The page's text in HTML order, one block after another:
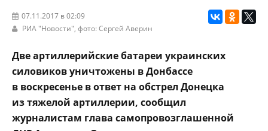
07.11.2017 в 02:09
РИА "Новости", фото: Сергей Аверин
Две артиллерийские батареи украинских
силовиков уничтожены в Донбассе
в воскресенье в ответ на обстрел Донецка
из тяжелой артиллерии, сообщил
журналистам глава самопровозглашенной